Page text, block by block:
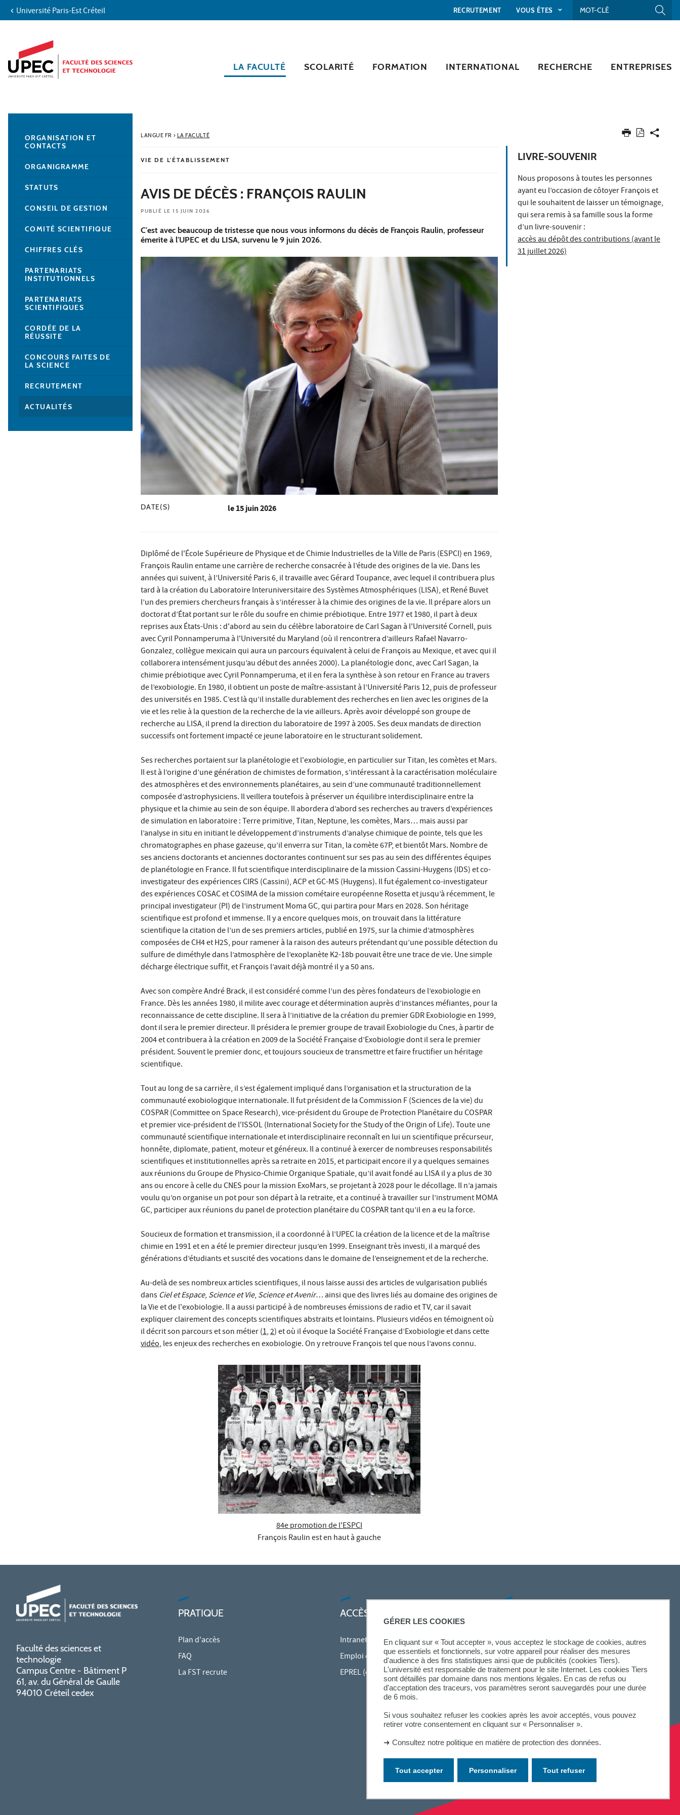
GÉRER LES COOKIES
En cliquant sur « Tout accepter », vous acceptez le stockage de cookies, autres
que essentiels et fonctionnels, sur votre appareil pour réaliser des mesures
d'audience à des fins statistiques ainsi que de publicités (cookies Tiers).
L'université est responsable de traitement pour le site Internet. Les cookies Tiers
sont détaillés par domaine dans nos mentions légales. En cas de refus ou
d'acceptation des traceurs, vos paramètres seront sauvegardés pour une durée
de 6 mois.
Si vous souhaitez refuser les cookies après les avoir acceptés, vous pouvez
retirer votre consentement en cliquant sur « Personnaliser ».
➜ Consultez notre politique en matière de protection des données.
Tout accepter Tout refuser
Personnaliser
Aller au contenu
Accès directs
Recherche
Navigation secondaire
Université Paris-Est Créteil RECRUTEMENT VOUS ÊTES
LA FACULTÉ SCOLARITÉ FORMATION INTERNATIONAL RECHERCHE ENTREPRISES
LANGUE FR › LA FACULTÉ
VIE DE L'ÉTABLISSEMENT
AVIS DE DÉCÈS : FRANÇOIS RAULIN
PUBLIÉ LE 15 JUIN 2026
C'est avec beaucoup de tristesse que nous vous informons du décès de François Raulin, professeur
émerite à l'UPEC et du LISA, survenu le 9 juin 2026.
DATE(S) le15 juin 2026
Diplômé de l'École Supérieure de Physique et de Chimie Industrielles de la Ville de Paris (ESPCI) en 1969,
François Raulin entame une carrière de recherche consacrée à l’étude des origines de la vie. Dans les
années qui suivent, à l’Université Paris 6, il travaille avec Gérard Toupance, avec lequel il contribuera plus
tard à la création du Laboratoire Interuniversitaire des Systèmes Atmosphériques (LISA), et René Buvet
l’un des premiers chercheurs français à s’intéresser à la chimie des origines de la vie. Il prépare alors un
doctorat d’État portant sur le rôle du soufre en chimie prébiotique. Entre 1977 et 1980, il part à deux
reprises aux États-Unis : d'abord au sein du célèbre laboratoire de Carl Sagan à l'Université Cornell, puis
avec Cyril Ponnamperuma à l'Université du Maryland (où il rencontrera d’ailleurs Rafaël Navarro-
Gonzalez, collègue mexicain qui aura un parcours équivalent à celui de François au Mexique, et avec qui il
collaborera intensément jusqu’au début des années 2000). La planétologie donc, avec Carl Sagan, la
chimie prébiotique avec Cyril Ponnamperuma, et il en fera la synthèse à son retour en France au travers
de l’exobiologie. En 1980, il obtient un poste de maître-assistant à l’Université Paris 12, puis de professeur
des universités en 1985. C’est là qu’il installe durablement des recherches en lien avec les origines de la
vie et les relie à la question de la recherche de la vie ailleurs. Après avoir développé son groupe de
recherche au LISA, il prend la direction du laboratoire de 1997 à 2005. Ses deux mandats de direction
successifs ont fortement impacté ce jeune laboratoire en le structurant solidement.
Ses recherches portaient sur la planétologie et l'exobiologie, en particulier sur Titan, les comètes et Mars.
Il est à l’origine d’une génération de chimistes de formation, s’intéressant à la caractérisation moléculaire
des atmosphères et des environnements planétaires, au sein d’une communauté traditionnellement
composée d’astrophysiciens. Il veillera toutefois à préserver un équilibre interdisciplinaire entre la
physique et la chimie au sein de son équipe. Il abordera d’abord ses recherches au travers d’expériences
de simulation en laboratoire : Terre primitive, Titan, Neptune, les comètes, Mars… mais aussi par
l’analyse in situ en initiant le développement d’instruments d’analyse chimique de pointe, tels que les
chromatographes en phase gazeuse, qu’il enverra sur Titan, la comète 67P, et bientôt Mars. Nombre de
ses anciens doctorants et anciennes doctorantes continuent sur ses pas au sein des différentes équipes
de planétologie en France. Il fut scientifique interdisciplinaire de la mission Cassini-Huygens (IDS) et co-
investigateur des expériences CIRS (Cassini), ACP et GC-MS (Huygens). Il fut également co-investigateur
des expériences COSAC et COSIMA de la mission cométaire européenne Rosetta et jusqu’à récemment, le
principal investigateur (PI) de l’instrument Moma GC, qui partira pour Mars en 2028. Son héritage
scientifique est profond et immense. Il y a encore quelques mois, on trouvait dans la littérature
scientifique la citation de l’un de ses premiers articles, publié en 1975, sur la chimie d’atmosphères
composées de CH4 et H2S, pour ramener à la raison des auteurs prétendant qu’une possible détection du
sulfure de diméthyle dans l’atmosphère de l’exoplanète K2-18b pouvait être une trace de vie. Une simple
décharge électrique suffit, et François l’avait déjà montré il y a 50 ans.
Avec son compère André Brack, il est considéré comme l’un des pères fondateurs de l’exobiologie en
France. Dès les années 1980, il milite avec courage et détermination auprès d’instances méfiantes, pour la
reconnaissance de cette discipline. Il sera à l’initiative de la création du premier GDR Exobiologie en 1999,
dont il sera le premier directeur. Il présidera le premier groupe de travail Exobiologie du Cnes, à partir de
2004 et contribuera à la création en 2009 de la Société Française d’Exobiologie dont il sera le premier
président. Souvent le premier donc, et toujours soucieux de transmettre et faire fructifier un héritage
scientifique.
Tout au long de sa carrière, il s’est également impliqué dans l’organisation et la structuration de la
communauté exobiologique internationale. Il fut président de la Commission F (Sciences de la vie) du
COSPAR (Committee on Space Research), vice-président du Groupe de Protection Planétaire du COSPAR
et premier vice-président de l'ISSOL (International Society for the Study of the Origin of Life). Toute une
communauté scientifique internationale et interdisciplinaire reconnaît en lui un scientifique précurseur,
honnête, diplomate, patient, moteur et généreux. Il a continué à exercer de nombreuses responsabilités
scientifiques et institutionnelles après sa retraite en 2015, et participait encore il y a quelques semaines
aux réunions du Groupe de Physico-Chimie Organique Spatiale, qu’il avait fondé au LISA il y a plus de 30
ans ou encore à celle du CNES pour la mission ExoMars, se projetant à 2028 pour le décollage. Il n’a jamais
voulu qu’on organise un pot pour son départ à la retraite, et a continué à travailler sur l’instrument MOMA
GC, participer aux réunions du panel de protection planétaire du COSPAR tant qu’il en a eu la force.
Soucieux de formation et transmission, il a coordonné à l’UPEC la création de la licence et de la maîtrise
chimie en 1991 et en a été le premier directeur jusqu’en 1999. Enseignant très investi, il a marqué des
générations d’étudiants et suscité des vocations dans le domaine de l’enseignement et de la recherche.
Au-delà de ses nombreux articles scientifiques, il nous laisse aussi des articles de vulgarisation publiés
dans Ciel et Espace, Science et Vie, Science et Avenir… ainsi que des livres liés au domaine des origines de
la Vie et de l'exobiologie. Il a aussi participé à de nombreuses émissions de radio et TV, car il savait
expliquer clairement des concepts scientifiques abstraits et lointains. Plusieurs vidéos en témoignent où
il décrit son parcours et son métier (1,2) et où il évoque la Société Française d’Exobiologie et dans cette
vidéo, les enjeux des recherches en exobiologie. On y retrouve François tel que nous l’avons connu.
84e promotion de l'ESPCI
François Raulin est en haut à gauche
LIVRE-SOUVENIR
Nous proposons à toutes les personnes
ayant eu l’occasion de côtoyer François et
qui le souhaitent de laisser un témoignage,
qui sera remis à sa famille sous la forme
d’un livre-souvenir :
accès au dépôt des contributions (avant le
31 juillet 2026)
ORGANISATION ET
CONTACTS
ORGANIGRAMME
STATUTS
CONSEIL DE GESTION
COMITÉ SCIENTIFIQUE
CHIFFRES CLÉS
PARTENARIATS
INSTITUTIONNELS
PARTENARIATS
SCIENTIFIQUES
CORDÉE DE LA
RÉUSSITE
CONCOURS FAITES DE
LA SCIENCE
RECRUTEMENT
ACTUALITÉS
Faculté des sciences et
technologie
Campus Centre - Bâtiment P
61, av. du Général de Gaulle
94010 Créteil cedex
PRATIQUE
Plan d'accès
FAQ
La FST recrute
ACCÈS RAPIDES
Intranet des personnels
Emploi du temps en ligne (ADE)
EPREL (cours en ligne)